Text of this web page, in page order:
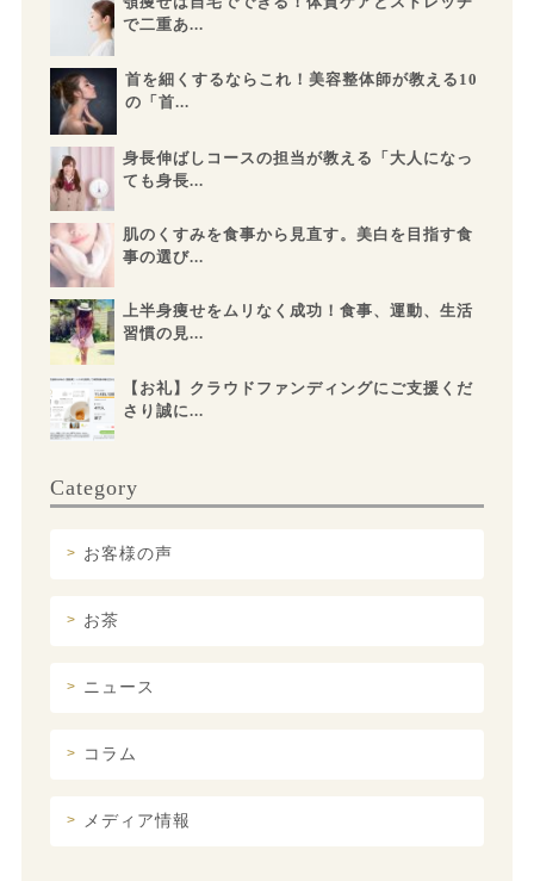
で二重あ...
首を細くするならこれ！美容整体師が教える10
の「首...
身長伸ばしコースの担当が教える「大人になっ
ても身長...
肌のくすみを食事から見直す。美白を目指す食
事の選び...
上半身痩せをムリなく成功！食事、運動、生活
習慣の見...
【お礼】クラウドファンディングにご支援くだ
さり誠に...
Category
お客様の声
お茶
ニュース
コラム
メディア情報